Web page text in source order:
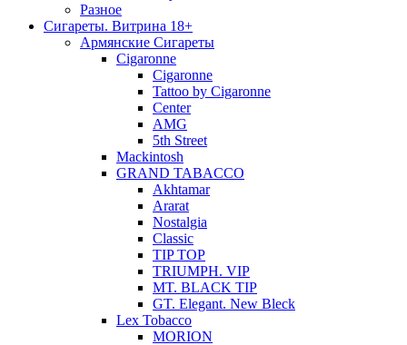
Разное
Сигареты. Витрина 18+
Армянские Сигареты
Cigaronne
Cigaronne
Tattoo by Cigaronne
Center
AMG
5th Street
Mackintosh
GRAND TABACCO
Akhtamar
Ararat
Nostalgia
Classic
TIP TOP
TRIUMPH. VIP
MT. BLACK TIP
GT. Elegant. New Bleck
Lex Tobacco
MORION